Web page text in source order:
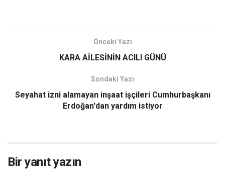
Önceki Yazı
KARA AİLESİNİN ACILI GÜNÜ
Sondaki Yazı
Seyahat izni alamayan inşaat işçileri Cumhurbaşkanı
Erdoğan'dan yardım istiyor
Bir yanıt yazın